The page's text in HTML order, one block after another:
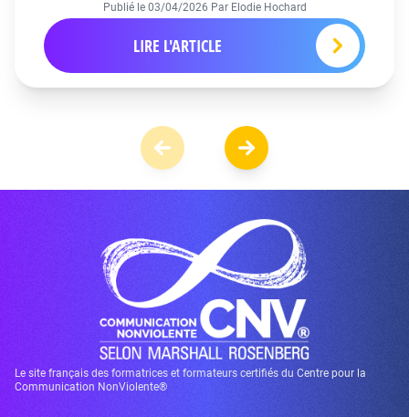
Publié le 03/04/2026 Par Elodie Hochard
LIRE L'ARTICLE
Le site français des formatrices et formateurs certifiés du Centre pour la
Communication NonViolente®